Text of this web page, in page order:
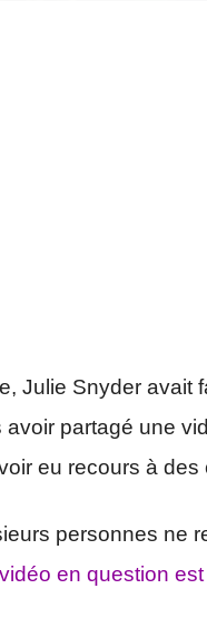
Julie Snyder avait
avoir partagé une
eu recours à
personnes ne
en question